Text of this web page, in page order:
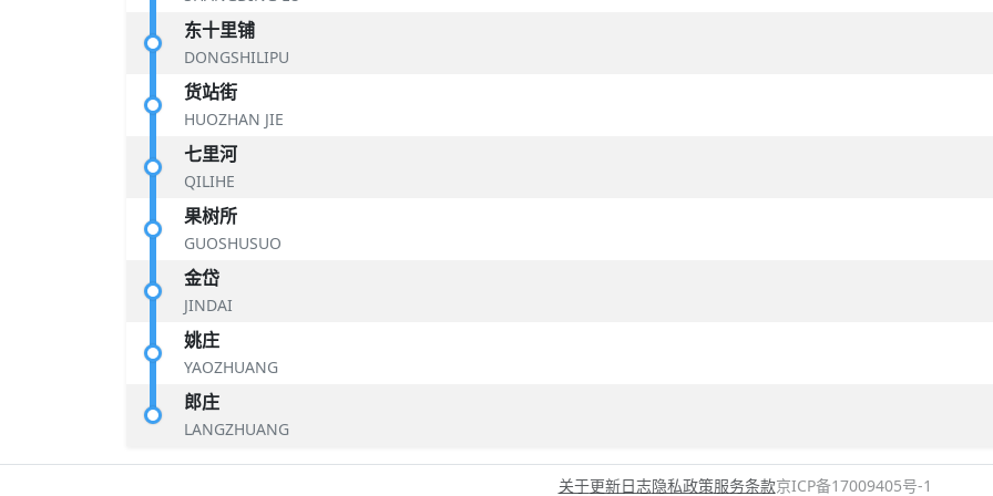
东十里铺
DONGSHILIPU
货站街
HUOZHAN JIE
七里河
QILIHE
果树所
GUOSHUSUO
金岱
JINDAI
姚庄
YAOZHUANG
郎庄
LANGZHUANG
关于更新日志隐私政策服务条款京ICP备17009405号-1